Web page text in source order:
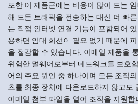
또한 이 제품군에는 비용이 많이 드는
해 모든 트래픽을 전송하는 대신 더 빠
는 직접 인터넷 연결 기능이 포함되어
용하면 임대 회선이 필요 없기 때문에
을 절감할 수 있습니다. 이메일 제품을
위험한 멀웨어로부터 네트워크를 보호
어의 주요 원인 중 하나이며 모든 조직
츠를 최종 장치에 다운로드하지 않고도
이메일 첨부 파일을 열어 조직을 지원